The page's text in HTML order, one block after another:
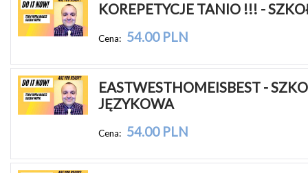
KOREPETYCJE TANIO !!! -
Cena: 54.00 PLN
EASTWESTHOMEISBEST -
JĘZYKOWA
Cena: 54.00 PLN